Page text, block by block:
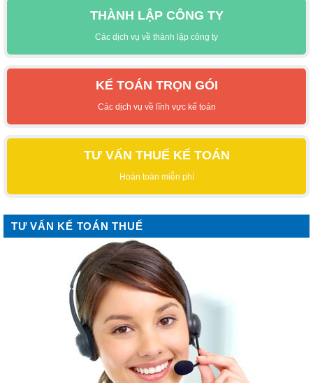
THÀNH LẬP CÔNG TY
Các dịch vụ về thành lập công ty
KẾ TOÁN TRỌN GÓI
Các dịch vụ về lĩnh vực kế toán
TƯ VẤN THUẾ KẾ TOÁN
Hoàn toàn miễn phí
TƯ VẤN KẾ TOÁN THUẾ